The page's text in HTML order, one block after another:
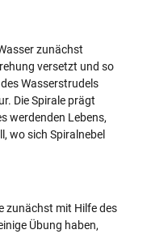
zunächst
versetzt und so
Wasserstrudels
Die Spirale prägt
werdenden Lebens,
wo sich Spiralnebel
zunächst mit Hilfe des
Übung haben,